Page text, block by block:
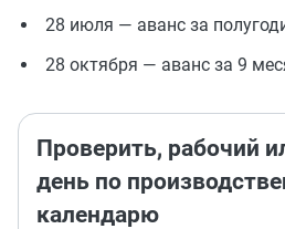
28 июля — аванс за
28 октября — аванс за 9
Проверить, рабочий
день по
календарю